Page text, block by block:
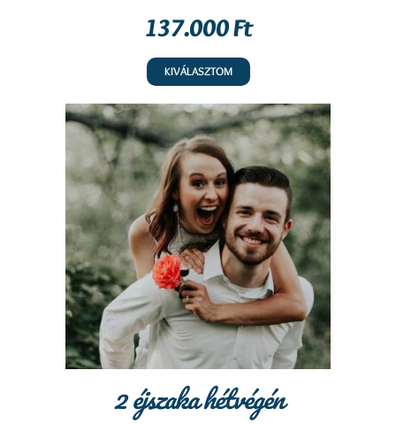
137.000 Ft
KIVÁLASZTOM
2 éjszaka hétvégén